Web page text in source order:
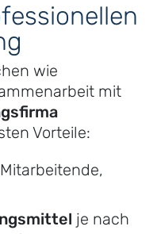
wie
mit
Vorteile:
je nach